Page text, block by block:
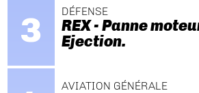
DÉFENSE
REX - Panne
Ejection.
AVIATION GÉNÉRALE